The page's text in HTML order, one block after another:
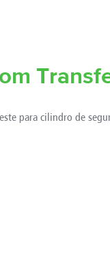
para cilindro de